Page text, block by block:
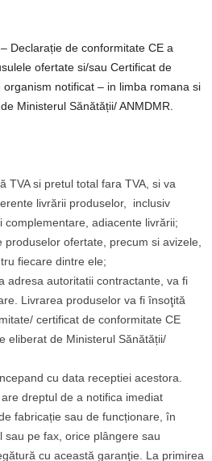
Declarație de conformitate CE a
ofertate si/sau Certificat de
notificat – in limba romana si
Ministerul Sănătății/ ANMDMR.
TVA si pretul total fara TVA, si va
livrării produselor, inclusiv
complementare, adiacente livrării;
produselor ofertate, precum si avizele,
fiecare dintre ele;
adresa autoritatii contractante, va fi
Livrarea produselor va fi însoţită
certificat de conformitate CE
eliberat de Ministerul Sănătății/
cu data receptiei acestora.
dreptul de a notifica imediat
fabricație sau de funcționare, în
sau pe fax, orice plângere sau
cu această garanţie. La primirea